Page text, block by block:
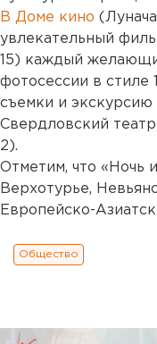
В Доме кино
увлекательный
15) каждый
фотосессии в стиле
съемки и экскурсию
Свердловский
2).
Отметим, что «Ночь
Верхотурье,
Европейско-
Общество